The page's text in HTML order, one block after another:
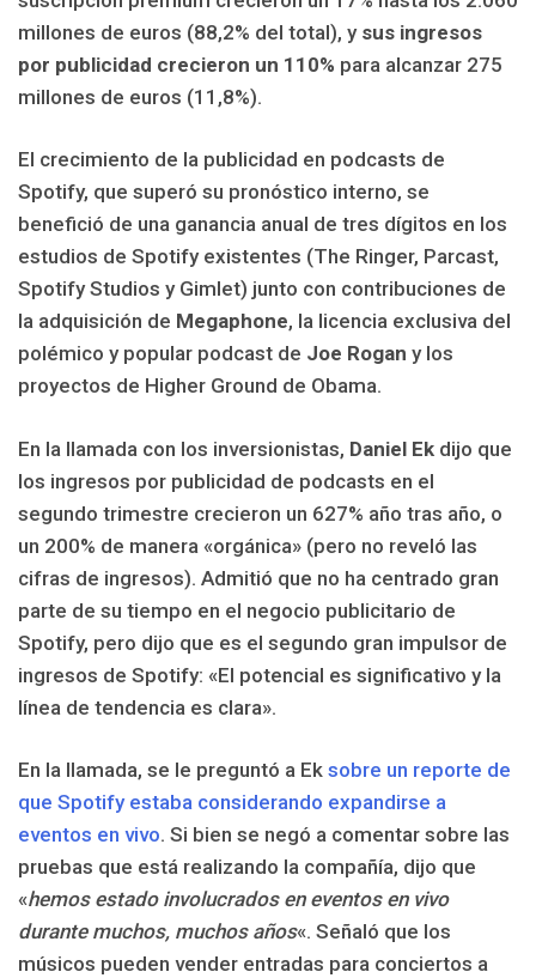
millones de euros (88,2% del total), y sus ingresos
por publicidad crecieron un 110% para alcanzar 275
millones de euros (11,8%).
El crecimiento de la publicidad en podcasts de
Spotify, que superó su pronóstico interno, se
benefició de una ganancia anual de tres dígitos en los
estudios de Spotify existentes (The Ringer, Parcast,
Spotify Studios y Gimlet) junto con contribuciones de
la adquisición de Megaphone, la licencia exclusiva del
polémico y popular podcast de Joe Rogan y los
proyectos de Higher Ground de Obama.
En la llamada con los inversionistas, Daniel Ek dijo que
los ingresos por publicidad de podcasts en el
segundo trimestre crecieron un 627% año tras año, o
un 200% de manera «orgánica» (pero no reveló las
cifras de ingresos). Admitió que no ha centrado gran
parte de su tiempo en el negocio publicitario de
Spotify, pero dijo que es el segundo gran impulsor de
ingresos de Spotify: «El potencial es significativo y la
línea de tendencia es clara».
En la llamada, se le preguntó a Ek sobre un reporte de
que Spotify estaba considerando expandirse a
eventos en vivo. Si bien se negó a comentar sobre las
pruebas que está realizando la compañía, dijo que
«hemos estado involucrados en eventos en vivo
durante muchos, muchos años«. Señaló que los
músicos pueden vender entradas para conciertos a